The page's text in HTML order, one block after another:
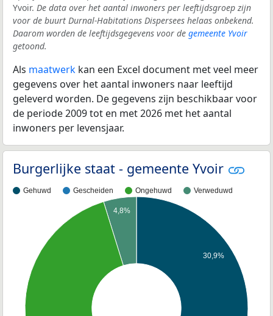
Yvoir. De data over het aantal inwoners per leeftijdsgroep zijn
voor de buurt Durnal-Habitations Dispersees helaas onbekend.
Daarom worden de leeftijdsgegevens voor de gemeente Yvoir
getoond.
Als maatwerk kan een Excel document met veel meer
gegevens over het aantal inwoners naar leeftijd
geleverd worden. De gegevens zijn beschikbaar voor
de periode 2009 tot en met 2026 met het aantal
inwoners per levensjaar.
Burgerlijke staat - gemeente Yvoir
Gehuwd Gescheiden Ongehuwd Verweduwd
30,9%
4,8%